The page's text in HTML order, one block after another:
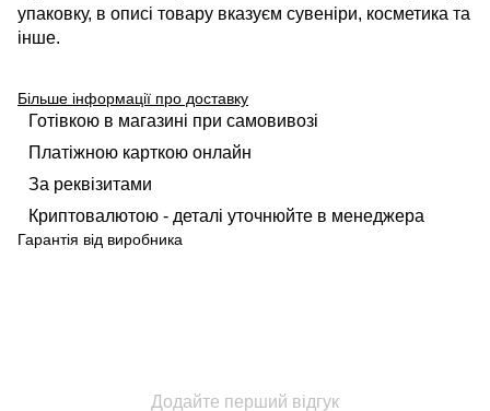
упаковку, в описі товару вказуєм сувеніри, косметика та
інше.
Більше інформації про доставку
Готівкою в магазині при самовивозі
Платіжною карткою онлайн
За реквізитами
Криптовалютою - деталі уточнюйте в менеджера
Гарантія від виробника
Додайте перший відгук